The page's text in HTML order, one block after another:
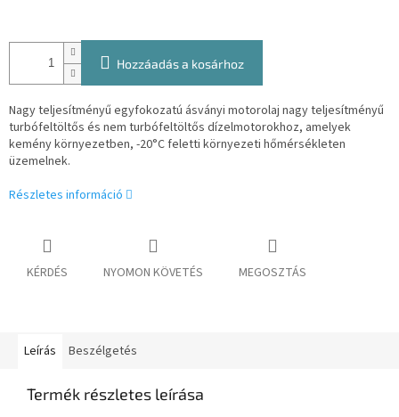
Hozzáadás a kosárhoz
Nagy teljesítményű egyfokozatú ásványi motorolaj nagy teljesítményű
turbófeltöltős és nem turbófeltöltős dízelmotorokhoz, amelyek
kemény környezetben, -20°C feletti környezeti hőmérsékleten
üzemelnek.
Részletes információ
KÉRDÉS NYOMON KÖVETÉS MEGOSZTÁS
Leírás Beszélgetés
Termék részletes leírása